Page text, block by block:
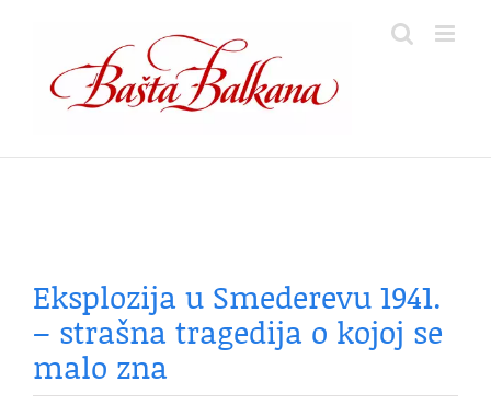
content
Eksplozija u Smederevu 1941.
– strašna tragedija o kojoj se
malo zna